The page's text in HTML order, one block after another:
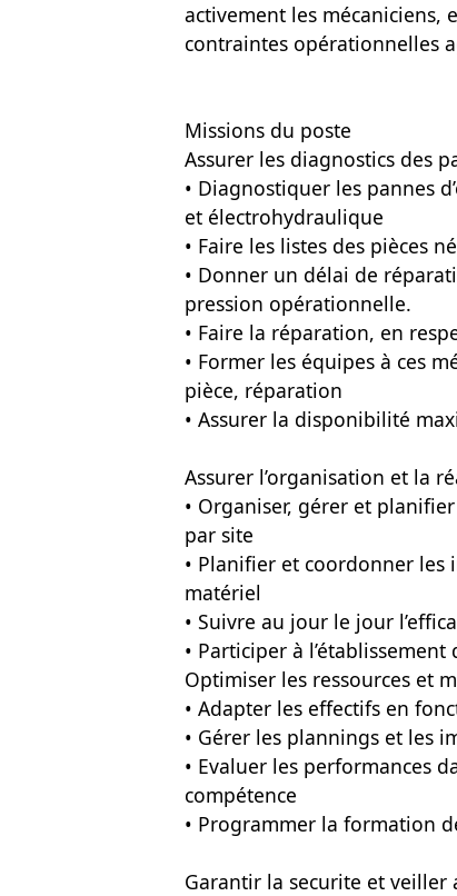
activement les
contraintes opérationnelles
Missions du poste
Assurer les diagnostics des
• Diagnostiquer les pannes
et électrohydraulique
• Faire les listes des pièces
• Donner un délai de
pression opérationnelle.
• Faire la réparation, en
• Former les équipes à ces
pièce, réparation
• Assurer la disponibilité
Assurer l’organisation et la
• Organiser, gérer et
par site
• Planifier et coordonner les
matériel
• Suivre au jour le jour
• Participer à
Optimiser les ressources et
• Adapter les effectifs en
• Gérer les plannings et les
• Evaluer les performances
compétence
• Programmer la formation
Garantir la securite et